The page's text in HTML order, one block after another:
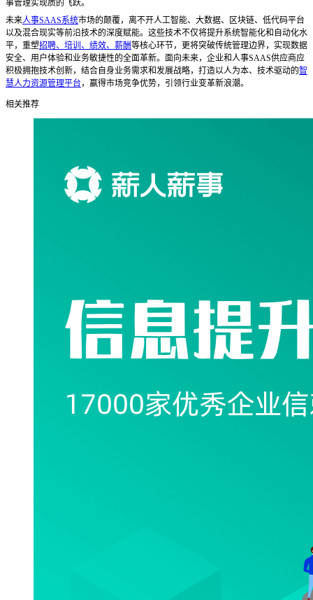
事管理实现质的飞跃。
未来人事SAAS系统市场的颠覆，离不开人工智能、大数据、区块链、低代码平台
以及混合现实等前沿技术的深度赋能。这些技术不仅将提升系统智能化和自动化水
平，重塑招聘、培训、绩效、薪酬等核心环节，更将突破传统管理边界，实现数据
安全、用户体验和业务敏捷性的全面革新。面向未来，企业和人事SAAS供应商应
积极拥抱技术创新，结合自身业务需求和发展战略，打造以人为本、技术驱动的智
慧人力资源管理平台 ，赢得市场竞争优势，引领行业变革新浪潮。
相关推荐